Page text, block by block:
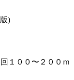
)
１００〜２００ｍ